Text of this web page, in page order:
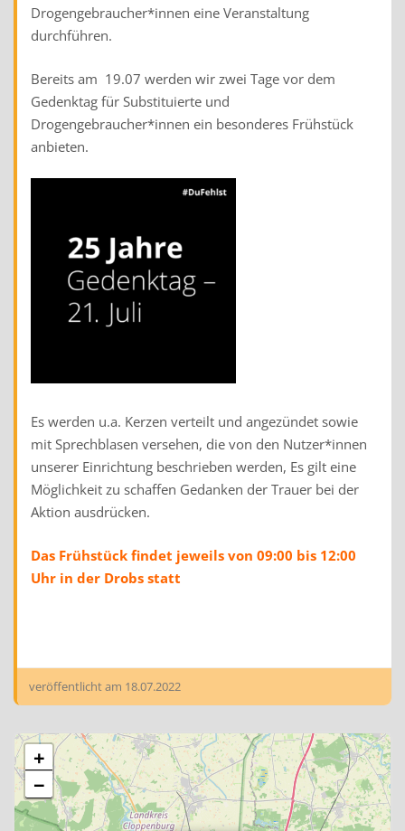
Drogengebraucher*innen eine Veranstaltung
durchführen.
Bereits am 19.07 werden wir zwei Tage vor dem
Gedenktag für Substituierte und
Drogengebraucher*innen ein besonderes Frühstück
anbieten.
Es werden u.a. Kerzen verteilt und angezündet sowie
mit Sprechblasen versehen, die von den Nutzer*innen
unserer Einrichtung beschrieben werden, Es gilt eine
Möglichkeit zu schaffen Gedanken der Trauer bei der
Aktion ausdrücken.
Das Frühstück findet jeweils von 09:00 bis 12:00
Uhr in der Drobs statt
veröffentlicht am 18.07.2022
+
−